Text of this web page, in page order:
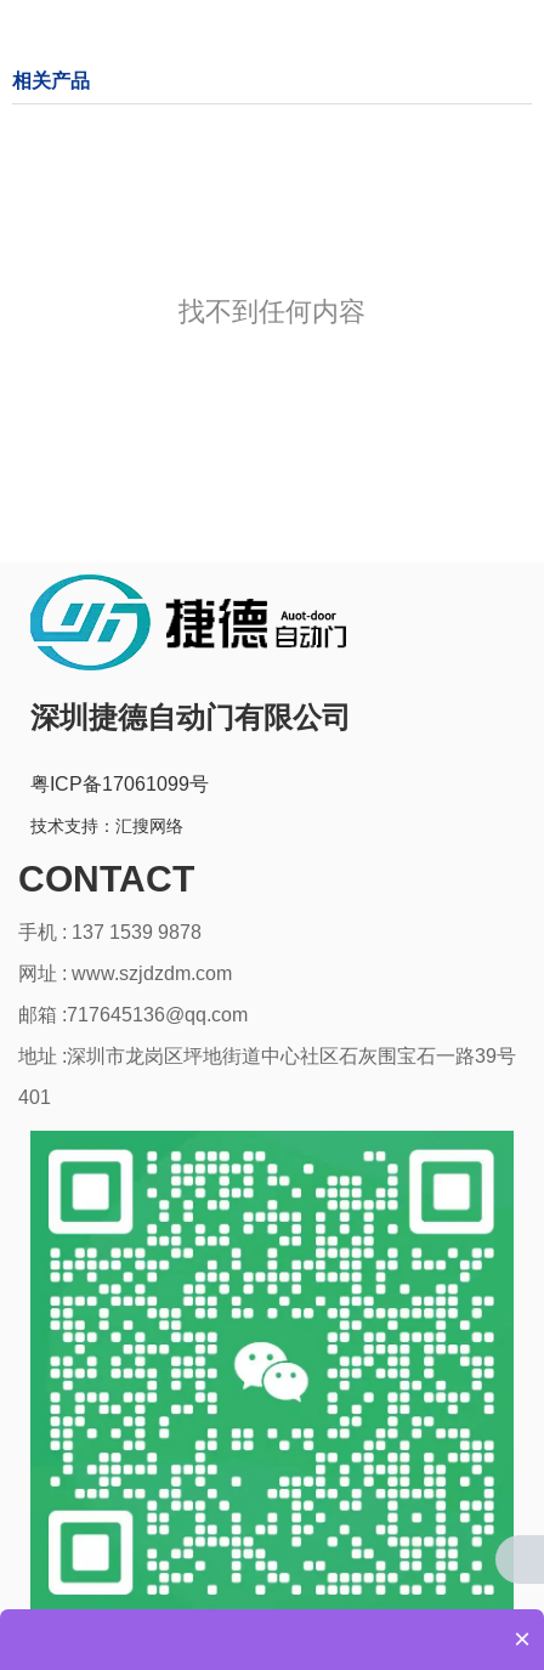
相关产品
找不到任何内容
深圳捷德自动门有限公司
粤ICP备17061099号
技术支持： 汇搜网络
CONTACT
手机 : 137 1539 9878
网址 : www.szjdzdm.com
邮箱 :717645136@qq.com
地址 :深圳市龙岗区坪地街道中心社区石灰围宝石一路39号
401
×